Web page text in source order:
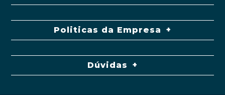
Politicas da Empresa
Dúvidas